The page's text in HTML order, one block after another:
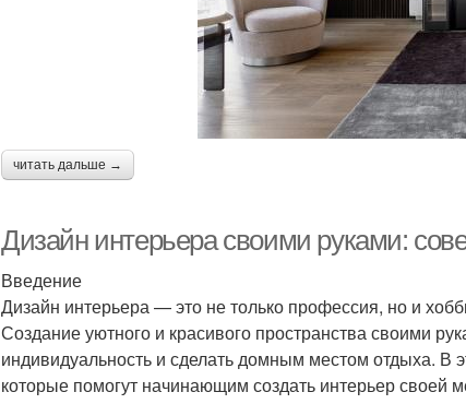
читать дальше →
Дизайн интерьера своими руками:
Введение
Дизайн интерьера — это не только профессия, но и
Создание уютного и красивого пространства своими
индивидуальность и сделать домным местом отдыха. В
которые помогут начинающим создать интерьер своей